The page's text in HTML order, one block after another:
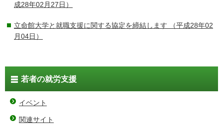
成28年02月27日）
立命館大学と就職支援に関する協定を締結します （平成28年02
月04日）
若者の就労支援
イベント
関連サイト